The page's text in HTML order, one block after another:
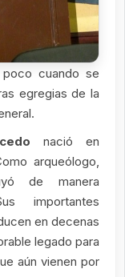
poco cuando se
egregias de la
nació en
arqueólogo,
de manera
importantes
en decenas
legado para
aún vienen por